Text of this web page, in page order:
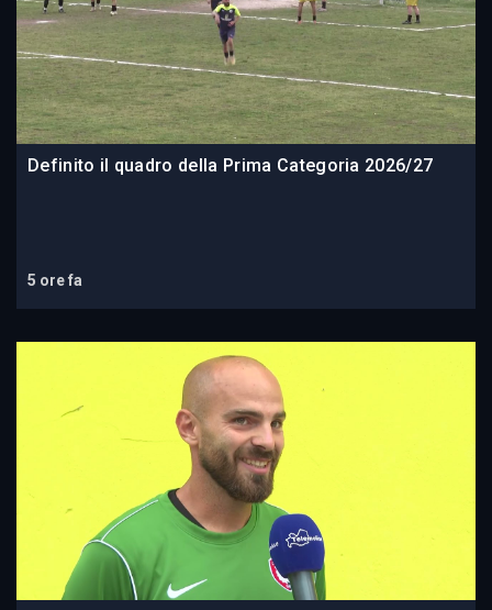
Definito il quadro della Prima Categoria 2026/27
5 ore fa